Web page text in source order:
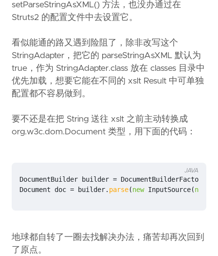
setParseStringAsXML() 方法，也没办通过在
Struts2 的配置文件中去设置它。
看似能通的路又遇到险阻了，除非改写这个
StringAdapter，把它的 parseStringAsXML 默认为
true，作为 StringAdapter.class 放在 classes 目录中
优先加载，想要它能在不同的 xslt Result 中可单独
配置都不容易做到。
要不还是在把 String 送往 xslt 之前主动转换成
org.w3c.dom.Document 类型，用下面的代码：
DocumentBuilder builder = DocumentBuilderFactory
Document
doc = builder. parse(new InputSource(new
JAVA
地球都自转了一圈去找解决办法，痛苦却再次回到
了原点。